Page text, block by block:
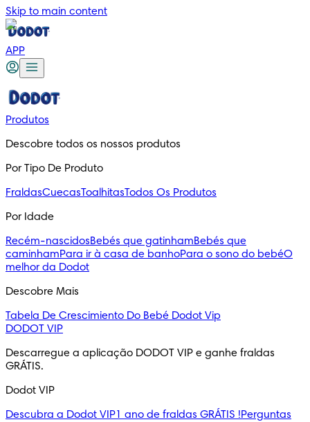
Skip to main content
APP
Produtos
Descobre todos os nossos produtos
Por Tipo De Produto
FraldasCuecasToalhitasTodos Os Produtos
Por Idade
Recém-nascidosBebés que gatinhamBebés que
caminhamPara ir à casa de banhoPara o sono do bebéO
melhor da Dodot
Descobre Mais
Tabela De Crescimiento Do Bebé Dodot Vip
DODOT VIP
Descarregue a aplicação DODOT VIP e ganhe fraldas
GRÁTIS.
Dodot VIP
Descubra a Dodot VIP1 ano de fraldas GRÁTIS !Perguntas